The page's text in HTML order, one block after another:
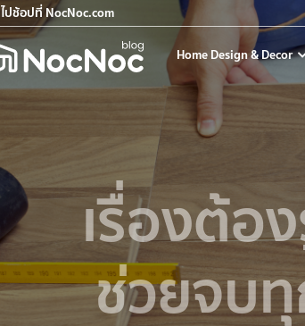
ไปช้อปที่ NocNoc.com
Home Design & Decor
เรื่องต้อ
ช่วยจบ